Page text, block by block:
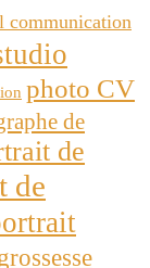
communication
photo CV
de
de
de